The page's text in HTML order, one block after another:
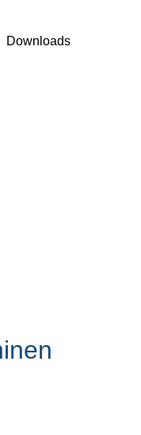
Downloads